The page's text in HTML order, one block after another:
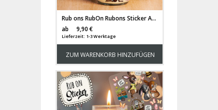
Rub ons RubOn Rubons Sticker Aufkleber DIY Teelichter selbst gestalten Windlicht Ostern Easter Reh Häschen rb20
ab
9,90 €
Lieferzeit: 1-3 Werktage
ZUM WARENKORB HINZUFÜGEN